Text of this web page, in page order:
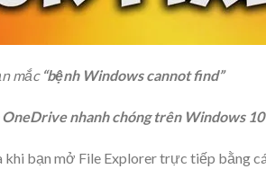
mắc“bệnh Windows cannot find”
OneDrive nhanh chóng trên Windows 10
khi bạn mở File Explorer trực tiếp bằng